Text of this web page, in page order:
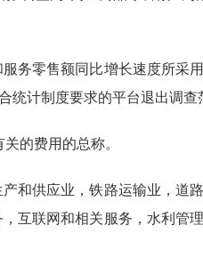
务零售额同比增长速度所采
计制度要求的平台退出调查
的费用的总称。
和供应业，铁路运输业，道
互联网和相关服务，水利管